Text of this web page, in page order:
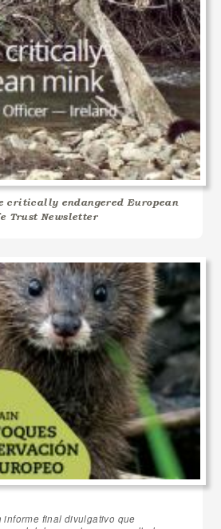
critically endangered European
Trust Newsletter
informe final divulgativo que